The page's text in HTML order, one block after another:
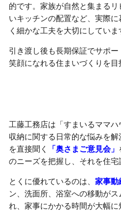
的です。家族が自然と集まる
いキッチンの配置など、実際
く細かな工夫を大切にしていま
引き渡し後も長期保証でサポ
笑顔になれる住まいづくりを目
工藤工務店は「すまいるママ
収納に関する日常的な悩みを
を直接聞く
「奥さまご意見会」
のニーズを把握し、それを住宅
とくに優れているのは、 家事動
ン、洗面所、浴室への移動が
れ、家事にかかる時間が大幅に